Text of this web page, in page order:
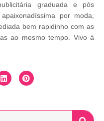
graduada e pós
por moda,
bem rapidinho com as
ao mesmo tempo. Vivo à